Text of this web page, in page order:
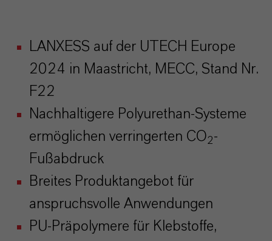
LANXESS auf der UTECH Europe
2024 in Maastricht, MECC, Stand Nr.
F22
Nachhaltigere Polyurethan-Systeme
ermöglichen verringerten CO2-
Fußabdruck
Breites Produktangebot für
anspruchsvolle Anwendungen
PU-Präpolymere für Klebstoffe,